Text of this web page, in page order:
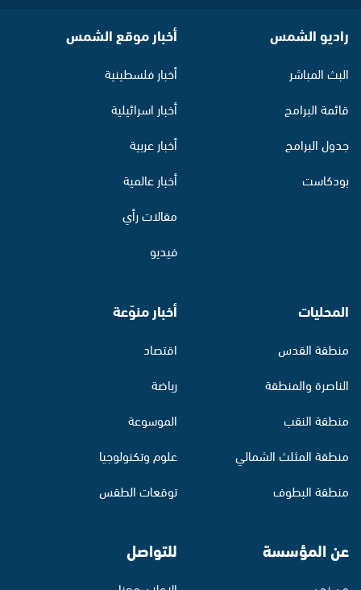
راديو الشمس
البث المباشر
قائمة البرامج
جدول البرامج
بودكاست
أخبار موقع الشمس
أخبار فلسطينية
أخبار اسرائيلية
أخبار عربية
أخبار عالمية
مقالات رأي
فيديو
المحليات
منطقة القدس
الناصرة والمنطقة
منطقة النقب
منطقة المثلث الشمالي
منطقة البطوف
أخبار منوّعة
اقتصاد
رياضة
الموسوعة
علوم وتكنولوجيا
توقعات الطقس
عن المؤسسة للتواصل